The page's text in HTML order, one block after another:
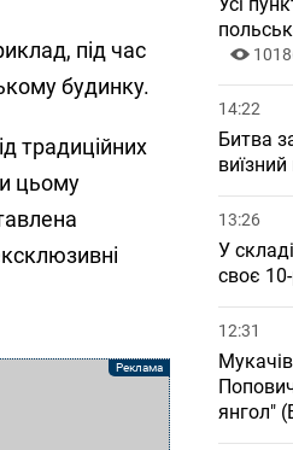
під час
будинку.
традиційних
цьому
14:22
Битва
13:26
У
своє
12:31
янгол"